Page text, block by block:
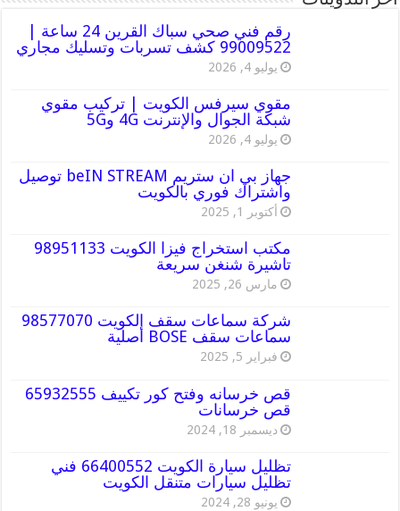
رقم فني صحي سباك القرين 24 ساعة |
99009522 كشف تسربات وتسليك مجاري
يوليو 4, 2026
مقوي سيرفس الكويت | تركيب مقوي
شبكة الجوال والإنترنت 4G و5G
يوليو 4, 2026
جهاز بي ان ستريم beIN STREAM توصيل
واشتراك فوري بالكويت
أكتوبر 1, 2025
مكتب استخراج فيزا الكويت 98951133
تاشيرة شنغن سريعة
مارس 26, 2025
شركة سماعات سقف الكويت 98577070
سماعات سقف BOSE أصلية
فبراير 5, 2025
قص خرسانه وفتح كور تكييف 65932555
قص خرسانات
ديسمبر 18, 2024
تظليل سيارة الكويت 66400552 فني
تظليل سيارات متنقل الكويت
يونيو 28, 2024